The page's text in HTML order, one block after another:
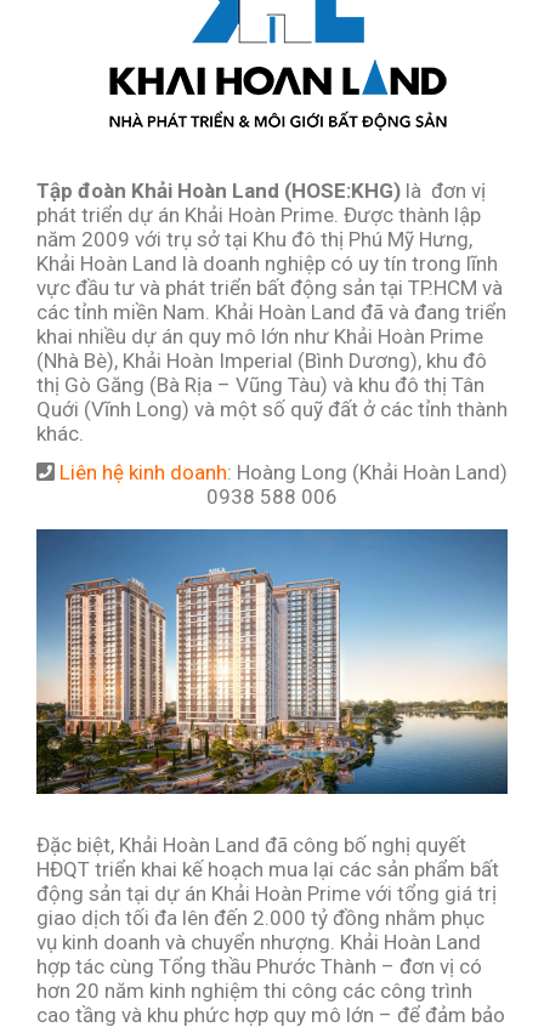
Tập đoàn Khải Hoàn Land (HOSE:KHG) là đơn vị
phát triển dự án Khải Hoàn Prime. Được thành lập
năm 2009 với trụ sở tại Khu đô thị Phú Mỹ Hưng,
Khải Hoàn Land là doanh nghiệp có uy tín trong lĩnh
vực đầu tư và phát triển bất động sản tại TP.HCM và
các tỉnh miền Nam. Khải Hoàn Land đã và đang triển
khai nhiều dự án quy mô lớn như Khải Hoàn Prime
(Nhà Bè), Khải Hoàn Imperial (Bình Dương), khu đô
thị Gò Găng (Bà Rịa – Vũng Tàu) và khu đô thị Tân
Quới (Vĩnh Long) và một số quỹ đất ở các tỉnh thành
khác.
Liên hệ kinh doanh: Hoàng Long (Khải Hoàn Land)
0938 588 006
Đặc biệt, Khải Hoàn Land đã công bố nghị quyết
HĐQT triển khai kế hoạch mua lại các sản phẩm bất
động sản tại dự án Khải Hoàn Prime với tổng giá trị
giao dịch tối đa lên đến 2.000 tỷ đồng nhằm phục
vụ kinh doanh và chuyển nhượng. Khải Hoàn Land
hợp tác cùng Tổng thầu Phước Thành – đơn vị có
hơn 20 năm kinh nghiệm thi công các công trình
cao tầng và khu phức hợp quy mô lớn – để đảm bảo